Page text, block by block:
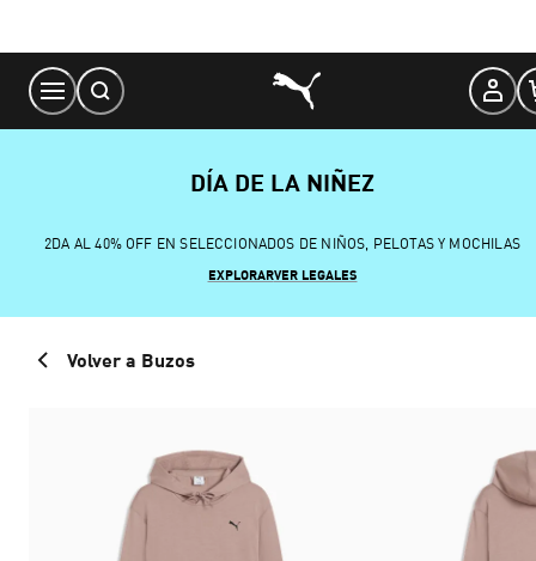
Content
DÍA DE LA NIÑEZ
2DA AL 40% OFF EN SELECCIONADOS DE NIÑOS, PELOTAS Y MOCHILAS
EXPLORARVER LEGALES
Volver a Buzos